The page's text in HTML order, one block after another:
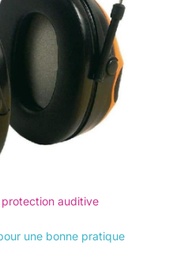
auditive
une bonne pratique